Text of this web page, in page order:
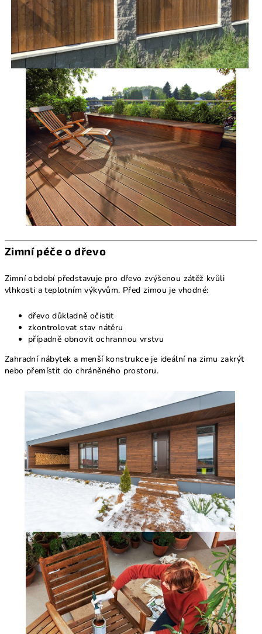
Zimní péče o dřevo
Zimní období představuje pro dřevo zvýšenou zátěž kvůli
vlhkosti a teplotním výkyvům. Před zimou je vhodné:
dřevo důkladně očistit
zkontrolovat stav nátěru
případně obnovit ochrannou vrstvu
Zahradní nábytek a menší konstrukce je ideální na zimu zakrýt
nebo přemístit do chráněného prostoru.